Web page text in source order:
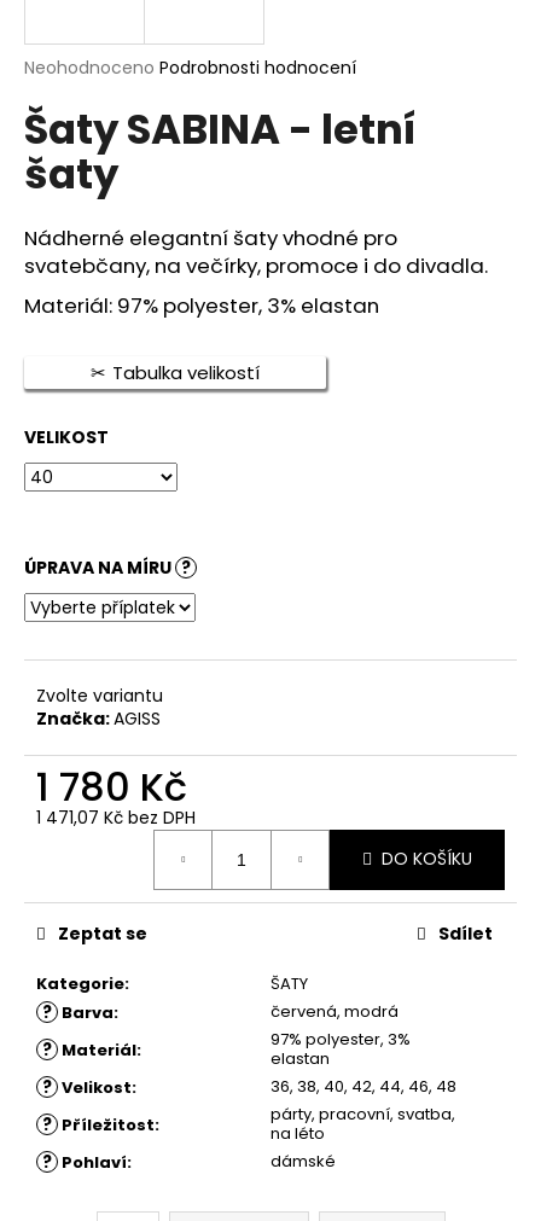
Průměrné
produktu
je
0,0
z
hvězdiček.
Neohodnoceno Podrobnosti hodnocení
Šaty SABINA - letní
šaty
Nádherné elegantní šaty vhodné pro
svatebčany, na večírky, promoce i do divadla.
Materiál: 97% polyester, 3% elastan
Tabulka velikostí
VELIKOST
ÚPRAVA NA MÍRU ?
Zvolte variantu
Značka:AGISS
1 780 Kč
1 471,07 Kč bez DPH
DO KOŠÍKU
Kategorie: ŠATY
? Barva: červená, modrá
? Materiál:
97% polyester, 3%
elastan
? Velikost: 36, 38, 40, 42, 44, 46, 48
? Příležitost:
párty, pracovní, svatba,
na léto
? Pohlaví: dámské
Zeptat se Sdílet
j
t
?
HLEDAT
D
p
o
r
u
j
e
m
ŠATY
KELY
TMAVĚ
MODRÉ
1
880
Kč